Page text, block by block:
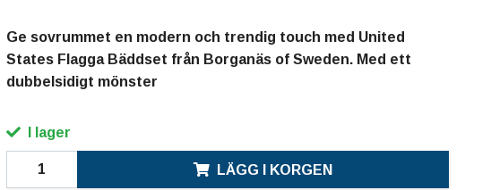
Ge sovrummet en modern och trendig touch med United
States Flagga Bäddset från Borganäs of Sweden. Med ett
dubbelsidigt mönster
I lager
LÄGG I KORGEN